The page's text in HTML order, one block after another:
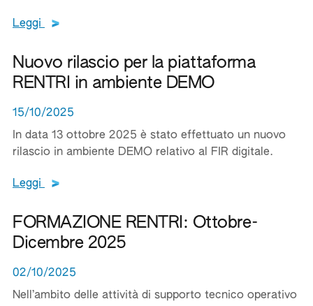
Leggi Leggi tutto il testo del documento
Nuovo rilascio per la piattaforma
RENTRI in ambiente DEMO
15/10/2025
In data 13 ottobre 2025 è stato effettuato un nuovo
rilascio in ambiente DEMO relativo al FIR digitale.
Leggi Leggi tutto il testo del documento
FORMAZIONE RENTRI: Ottobre-
Dicembre 2025
02/10/2025
Nell’ambito delle attività di supporto tecnico operativo